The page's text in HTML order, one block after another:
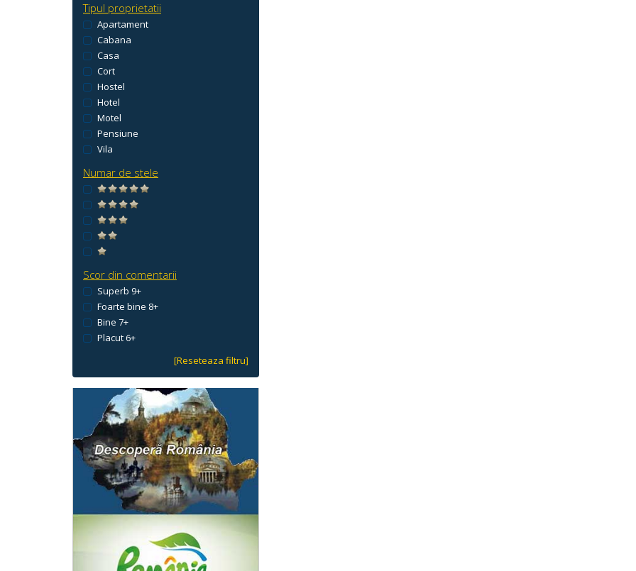
Tipul proprietatii
Apartament
Cabana
Casa
Cort
Hostel
Hotel
Motel
Pensiune
Vila
Numar de stele
Scor din comentarii
Superb 9+
Foarte bine 8+
Bine 7+
Placut 6+
[Reseteaza filtru]